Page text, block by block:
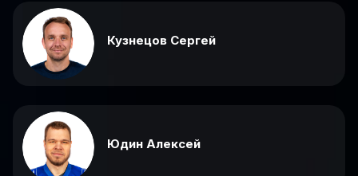
Кузнецов Сергей
Юдин Алексей